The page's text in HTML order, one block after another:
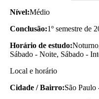
Nível:Médio
Conclusão:1º semestre de
Horário de estudo:
Sábado - Noite, Sábado -
Local e horário
Cidade / Bairro:São Paulo